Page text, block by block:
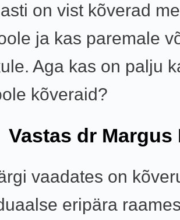
on vist kõverad
ja kas paremale
Aga kas on palju
kõveraid?
Vastas dr Margus
vaadates on
eripära